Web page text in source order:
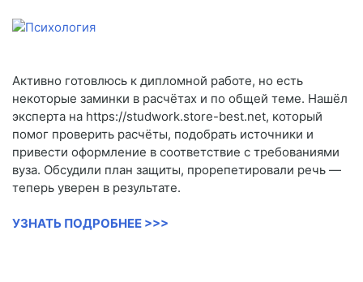
Активно готовлюсь к дипломной работе, но есть
некоторые заминки в расчётах и по общей теме. Нашёл
эксперта на https://studwork.store-best.net, который
помог проверить расчёты, подобрать источники и
привести оформление в соответствие с требованиями
вуза. Обсудили план защиты, прорепетировали речь —
теперь уверен в результате.
УЗНАТЬ ПОДРОБНЕЕ >>>